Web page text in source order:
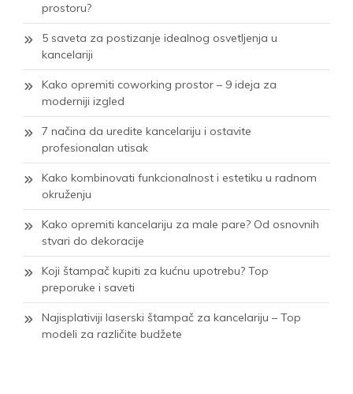
prostoru?
5 saveta za postizanje idealnog osvetljenja u
kancelariji
Kako opremiti coworking prostor – 9 ideja za
moderniji izgled
7 načina da uredite kancelariju i ostavite
profesionalan utisak
Kako kombinovati funkcionalnost i estetiku u radnom
okruženju
Kako opremiti kancelariju za male pare? Od osnovnih
stvari do dekoracije
Koji štampač kupiti za kućnu upotrebu? Top
preporuke i saveti
Najisplativiji laserski štampač za kancelariju – Top
modeli za različite budžete